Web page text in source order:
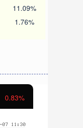
11.09%
1.76%
0.83%